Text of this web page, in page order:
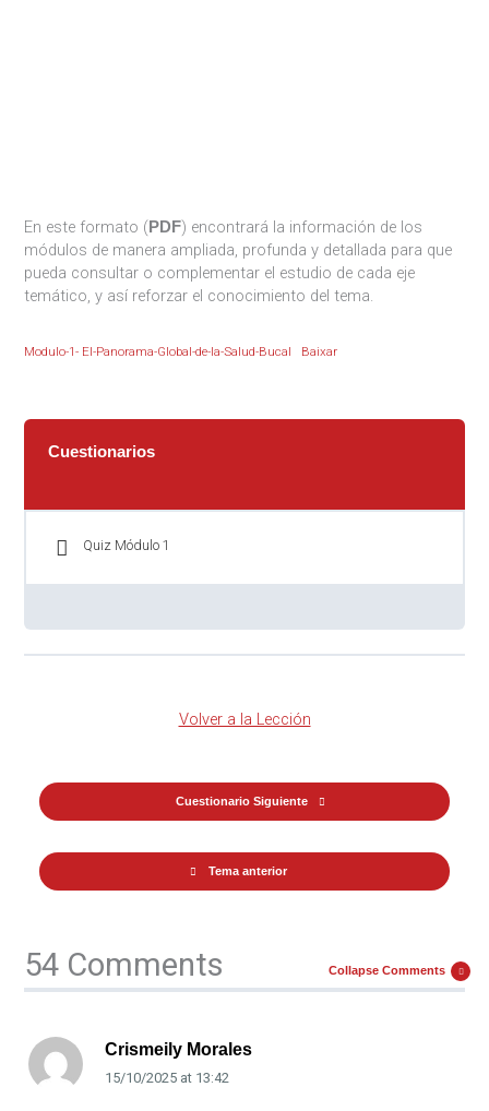
En este formato (PDF) encontrará la información de los
módulos de manera ampliada, profunda y detallada para que
pueda consultar o complementar el estudio de cada eje
temático, y así reforzar el conocimiento del tema.
Modulo-1- El-Panorama-Global-de-la-Salud-Bucal Baixar
Cuestionarios
Quiz Módulo 1
Tema anterior
Volver a la Lección
Cuestionario Siguiente
54 Comments Collapse Comments
Crismeily Morales
15/10/2025at 13:42